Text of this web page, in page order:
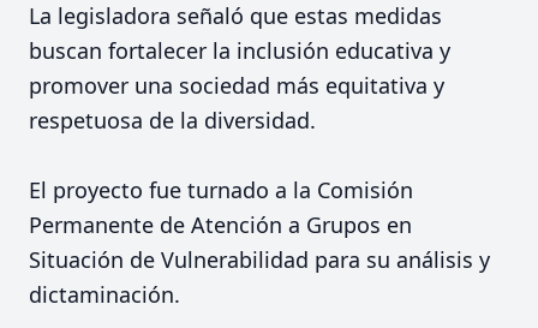
La legisladora señaló que estas medidas
buscan fortalecer la inclusión educativa y
promover una sociedad más equitativa y
respetuosa de la diversidad.
El proyecto fue turnado a la Comisión
Permanente de Atención a Grupos en
Situación de Vulnerabilidad para su análisis y
dictaminación.